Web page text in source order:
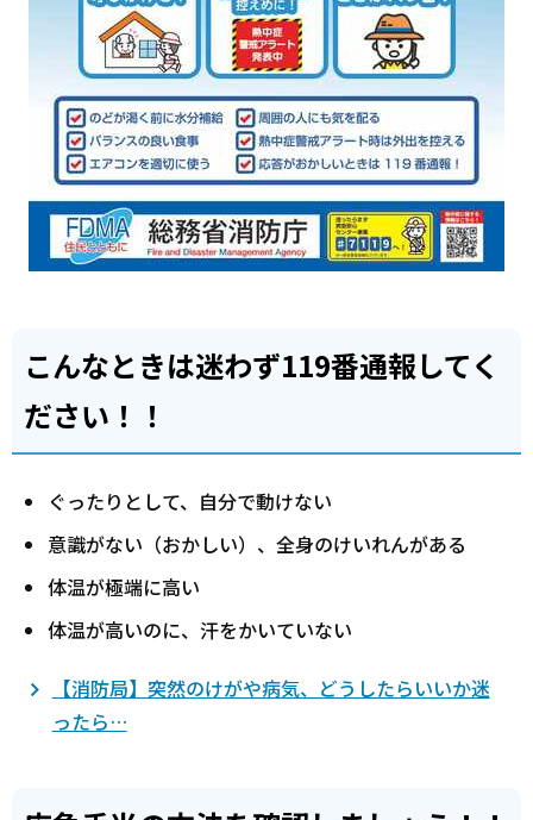
こんなときは迷わず119番通報してく
ださい！！
ぐったりとして、自分で動けない
意識がない（おかしい）、全身のけいれんがある
体温が極端に高い
体温が高いのに、汗をかいていない
【消防局】突然のけがや病気、どうしたらいいか迷
ったら…